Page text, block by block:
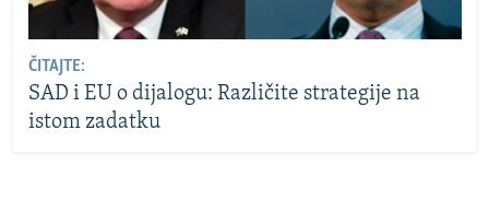
ČITAJTE:
SAD i EU o dijalogu: Različite strategije na
istom zadatku